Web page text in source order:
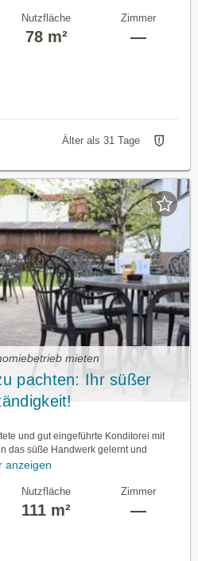
Nutzfläche
78 m²
Zimmer
—
Älter als 31 Tage
mieten
pachten: Ihr süßer
und gut eingeführte Konditorei mit
das süße Handwerk gelernt und
anzeigen
Nutzfläche
111 m²
Zimmer
—